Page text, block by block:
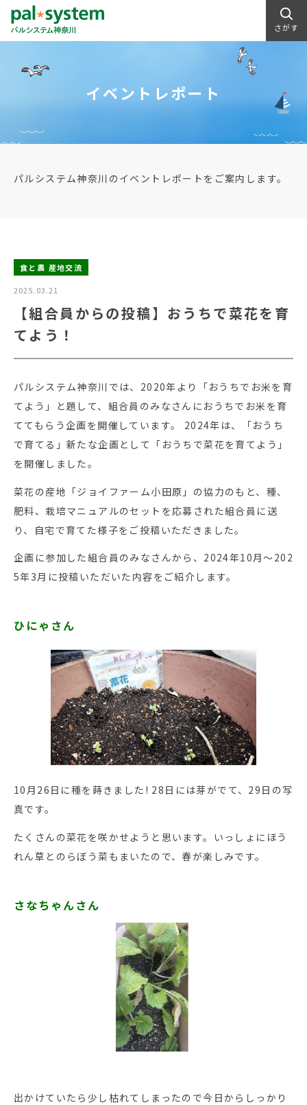
さがす
イベントレポート
パルシステム神奈川のイベントレポートをご案内します。
食と農 産地交流
2025.03.21
【組合員からの投稿】おうちで菜花を育
てよう！
パルシステム神奈川では、2020年より「おうちでお米を育
てよう」と題して、組合員のみなさんにおうちでお米を育
ててもらう企画を開催しています。 2024年は、「おうち
で育てる」新たな企画として「おうちで菜花を育てよう」
を開催しました。
菜花の産地「ジョイファーム小田原」の協力のもと、種、
肥料、栽培マニュアルのセットを応募された組合員に送
り、自宅で育てた様子をご投稿いただきました。
企画に参加した組合員のみなさんから、2024年10月～202
5年3月に投稿いただいた内容をご紹介します。
ひにゃさん
10月26日に種を蒔きました! 28日には芽がでて、29日の写
真です。
たくさんの菜花を咲かせようと思います。いっしょにほう
れん草とのらぼう菜もまいたので、春が楽しみです。
さなちゃんさん
出かけていたら少し枯れてしまったので今日からしっかり